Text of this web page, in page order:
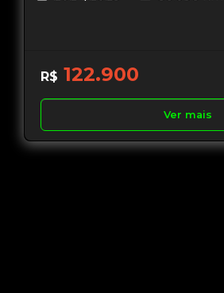
R$ 122.900
Ver mais